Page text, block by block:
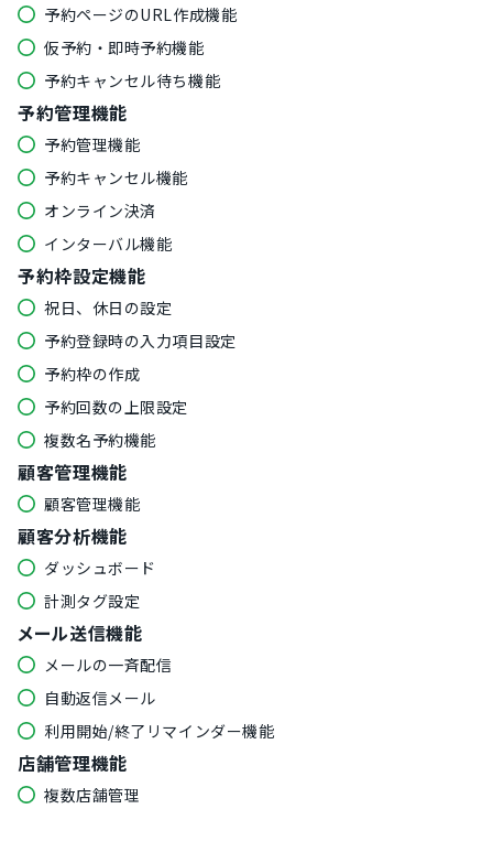
予約ページのURL作成機能
仮予約・即時予約機能
予約キャンセル待ち機能
予約管理機能
予約管理機能
予約キャンセル機能
オンライン決済
インターバル機能
予約枠設定機能
祝日、休日の設定
予約登録時の入力項目設定
予約枠の作成
予約回数の上限設定
複数名予約機能
顧客管理機能
顧客管理機能
顧客分析機能
ダッシュボード
計測タグ設定
メール送信機能
メールの一斉配信
自動返信メール
利用開始/終了リマインダー機能
店舗管理機能
複数店舗管理